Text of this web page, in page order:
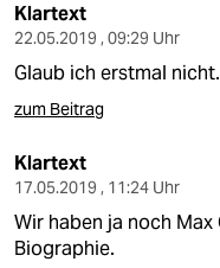
Klartext
22.05.2019 , 09:29 Uhr
Glaub ich erstmal
zum Beitrag
Klartext
17.05.2019 , 11:24 Uhr
Wir haben ja noch
Biographie.